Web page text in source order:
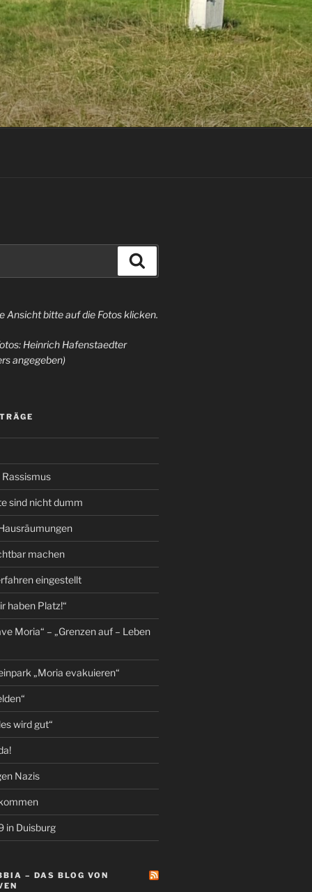
Ansicht bitte auf die Fotos klicken.
Heinrich Hafenstaedter
angegeben)
sind nicht dumm
machen
eingestellt
haben Platz!“
Moria“ – „Grenzen auf – Leben
„Moria evakuieren“
wird gut“
Nazis
in Duisburg
– DAS BLOG VON